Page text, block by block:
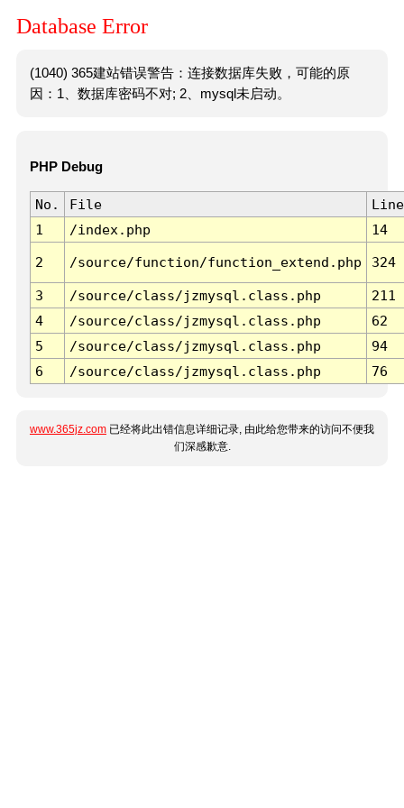
Database Error
(1040) 365建站错误警告：连接数据库失败，可能的原
因：1、数据库密码不对; 2、mysql未启动。
PHP Debug
No. File
Line
1
/index.php 14
2 /source/function/function_extend.php 324
3 /source/class/jzmysql.class.php
211
4
/source/class/jzmysql.class.php
62
5
/source/class/jzmysql.class.php
94
6
/source/class/jzmysql.class.php 76
www.365jz.com 已经将此出错信息详细记录, 由此给您带来的访问不便我
们深感歉意.